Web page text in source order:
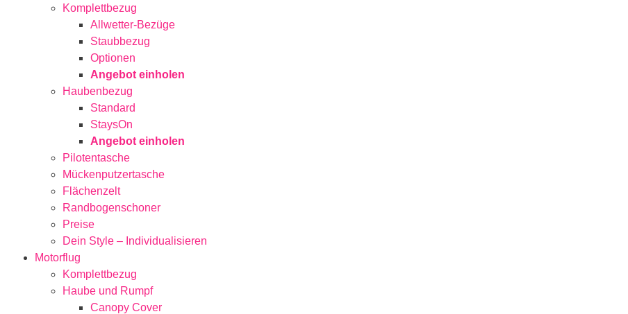
Komplettbezug
Allwetter-Bezüge
Staubbezug
Optionen
Angebot einholen
Haubenbezug
Standard
StaysOn
Angebot einholen
Pilotentasche
Mückenputzertasche
Flächenzelt
Randbogenschoner
Preise
Dein Style – Individualisieren
Motorflug
Komplettbezug
Haube und Rumpf
Canopy Cover